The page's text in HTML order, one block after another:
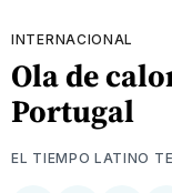
INTERNACIONAL
Ola de
Portugal
EL TIEMPO LATINO